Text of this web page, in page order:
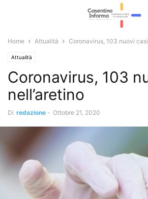
Home Attualità Coronavirus, 103 nuovi casi
Attualità
Coronavirus, 103
nell’aretino
Di redazione - Ottobre 21, 2020